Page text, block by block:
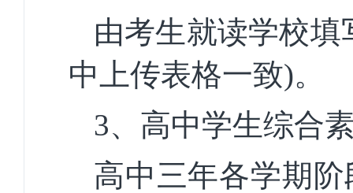
由考生就读学校
中上传表格一致)。
3、 高中学生综合
高中三年各学期